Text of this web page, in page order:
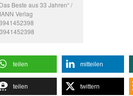
Beste aus 33 Jahren“ /
Verlag
teilen mitteilen
teilen twittern